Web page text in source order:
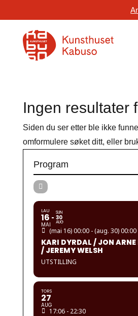
Ingen resultater
Siden du ser etter ble ikke
omformulere søket ditt, eller
Program
LAU
16
MAI
SUN
30
AUG
(mai 16) 00:00 - (aug. 30) 00:00
KARI DYRDAL / JON
/ JEREMY WELSH
UTSTILLING
TORS
27
AUG
17:06 - 22:30